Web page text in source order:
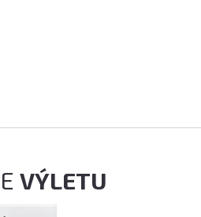
VÝLETU